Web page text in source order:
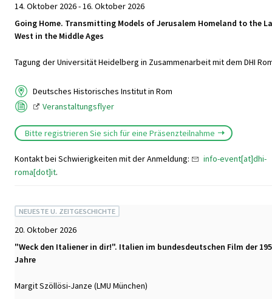
14. Oktober 2026 - 16. Oktober 2026
Going Home. Transmitting Models of Jerusalem Homeland to the
West in the Middle Ages
Tagung der Universität Heidelberg in Zusammenarbeit mit dem DHI
Deutsches Historisches Institut in Rom
Veranstaltungsflyer
Bitte registrieren Sie sich für eine Präsenzteilnahme
Kontakt bei Schwierigkeiten mit der Anmeldung:
info-event[at]dhi-
roma[dot]it.
NEUESTE U. ZEITGESCHICHTE
20. Oktober 2026
"Weck den Italiener in dir!". Italien im bundesdeutschen Film der
Jahre
Margit Szöllösi-Janze (LMU München)